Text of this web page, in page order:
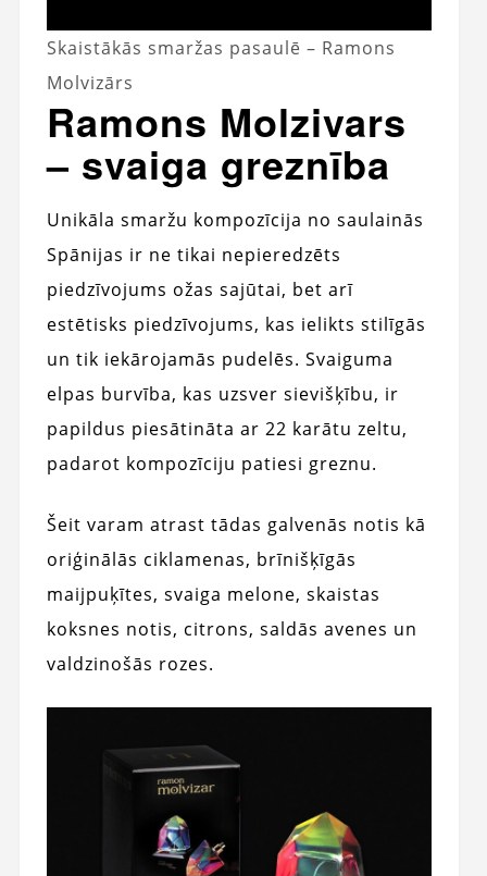
Skaistākās smaržas pasaulē – Ramons
Molvizārs
Ramons Molzivars
– svaiga greznība
Unikāla smaržu kompozīcija no saulainās
Spānijas ir ne tikai nepieredzēts
piedzīvojums ožas sajūtai, bet arī
estētisks piedzīvojums, kas ielikts stilīgās
un tik iekārojamās pudelēs. Svaiguma
elpas burvība, kas uzsver sievišķību, ir
papildus piesātināta ar 22 karātu zeltu,
padarot kompozīciju patiesi greznu.
Šeit varam atrast tādas galvenās notis kā
oriģinālās ciklamenas, brīnišķīgās
maijpuķītes, svaiga melone, skaistas
koksnes notis, citrons, saldās avenes un
valdzinošās rozes.